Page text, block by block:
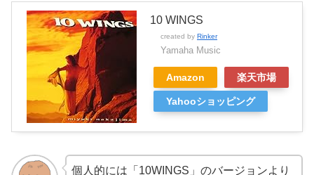
10 WINGS
created by Rinker
Yamaha Music
Amazon 楽天市場
Yahooショッピング
個人的には「10WINGS」のバージョンより